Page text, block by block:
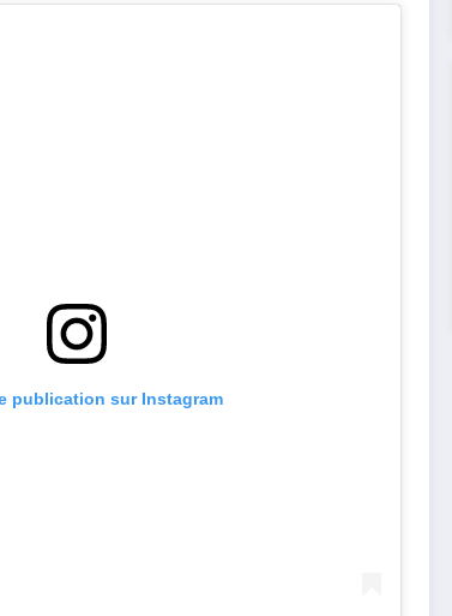
publication sur Instagram